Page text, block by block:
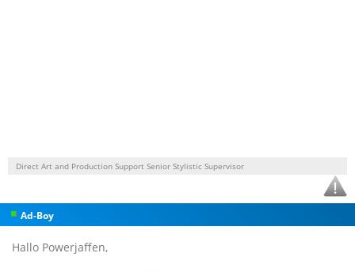
Direct Art and Production Support Senior Stylistic Supervisor
Ad-Boy
Hallo Powerjaffen,